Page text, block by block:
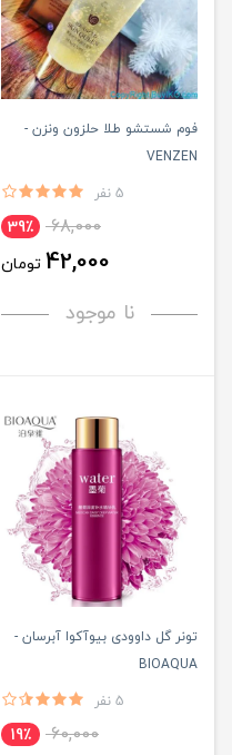
فوم ‌شستشو طلا حلزون ونزن -
VENZEN
5 نفر
68,000 39٪
42,000 تومان
نا موجود
تونر گل داوودی بیوآکوا آبرسان -
BIOAQUA
5 نفر
60,000 19٪